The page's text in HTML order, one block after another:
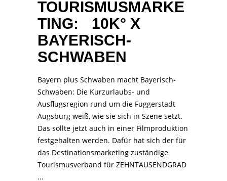
TOURISMUSMARKE
TING: 10K° X
BAYERISCH-
SCHWABEN
Bayern plus Schwaben macht Bayerisch-
Schwaben: Die Kurzurlaubs- und
Ausflugsregion rund um die Fuggerstadt
Augsburg weiß, wie sie sich in Szene setzt.
Das sollte jetzt auch in einer Filmproduktion
festgehalten werden. Dafür hat sich der für
das Destinationsmarketing zuständige
Tourismusverband für ZEHNTAUSENDGRAD